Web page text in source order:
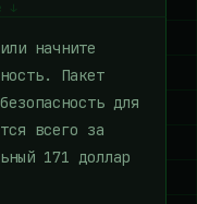
↓
начните
Пакет
для
всего за
171 доллар